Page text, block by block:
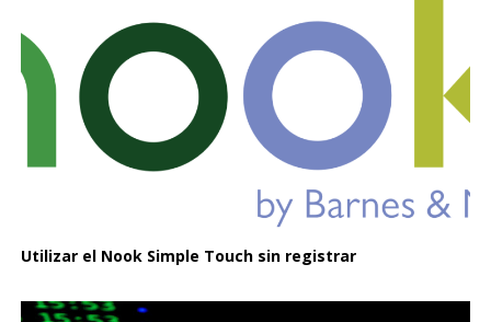
Utilizar el Nook Simple Touch sin registrar